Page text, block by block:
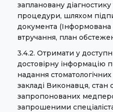
заплановану діагностику
процедури, шляхом
документа
втручання, план
3.4.2. Отримати у
достовірну інформацію
надання
закладі Виконавця, стан
запропонованих
запрошеними